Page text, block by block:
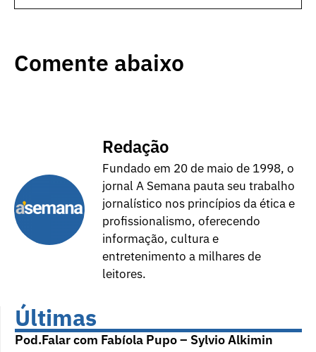
Comente abaixo
Redação
Fundado em 20 de maio de 1998, o
jornal A Semana pauta seu trabalho
jornalístico nos princípios da ética e
profissionalismo, oferecendo
informação, cultura e
entretenimento a milhares de
leitores.
Últimas
Pod.Falar com Fabíola Pupo – Sylvio Alkimin